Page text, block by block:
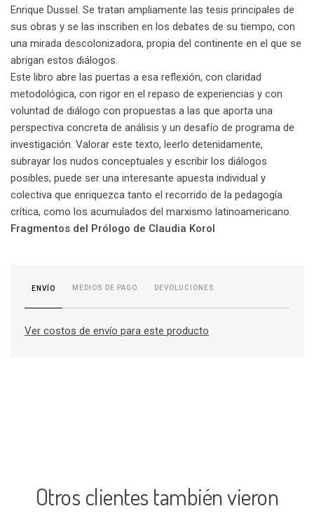
Enrique Dussel. Se tratan ampliamente las tesis principales de
sus obras y se las inscriben en los debates de su tiempo, con
una mirada descolonizadora, propia del continente en el que se
abrigan estos diálogos.
Este libro abre las puertas a esa reflexión, con claridad
metodológica, con rigor en el repaso de experiencias y con
voluntad de diálogo con propuestas a las que aporta una
perspectiva concreta de análisis y un desafío de programa de
investigación. Valorar este texto, leerlo detenidamente,
subrayar los nudos conceptuales y escribir los diálogos
posibles, puede ser una interesante apuesta individual y
colectiva que enriquezca tanto el recorrido de la pedagogía
crítica, como los acumulados del marxismo latinoamericano.
Fragmentos del Prólogo de Claudia Korol
ENVÍO MEDIOS DE PAGO DEVOLUCIONES
Ver costos de envío para este producto
Otros clientes también vieron